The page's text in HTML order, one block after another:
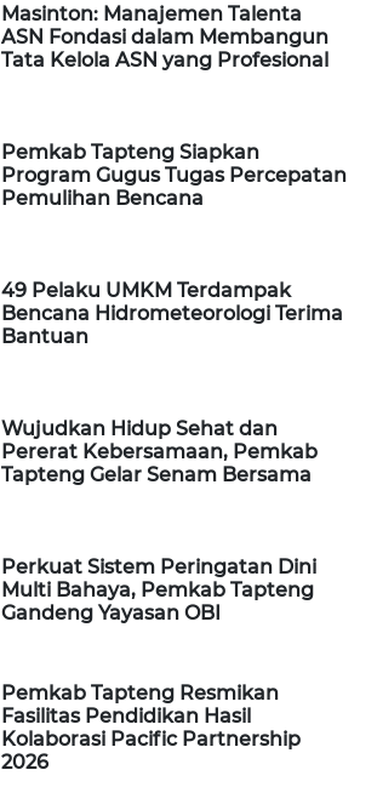
Masinton: Manajemen Talenta
ASN Fondasi dalam Membangun
Tata Kelola ASN yang Profesional
Pemkab Tapteng Siapkan
Program Gugus Tugas Percepatan
Pemulihan Bencana
49 Pelaku UMKM Terdampak
Bencana Hidrometeorologi Terima
Bantuan
Wujudkan Hidup Sehat dan
Pererat Kebersamaan, Pemkab
Tapteng Gelar Senam Bersama
Perkuat Sistem Peringatan Dini
Multi Bahaya, Pemkab Tapteng
Gandeng Yayasan OBI
Pemkab Tapteng Resmikan
Fasilitas Pendidikan Hasil
Kolaborasi Pacific Partnership
2026